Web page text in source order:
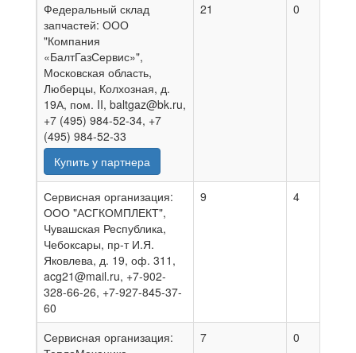
Федеральный склад
запчастей: ООО
"Компания
«БалтГазСервис»",
Московская область,
Люберцы, Колхозная, д.
19А, пом. II, baltgaz@bk.ru,
+7 (495) 984-52-34, +7
(495) 984-52-33
Купить у партнера
21 0
Сервисная организация:
ООО "АСГКОМПЛЕКТ",
Чувашская Республика,
Чебоксары, пр-т И.Я.
Яковлева, д. 19, оф. 311,
acg21@mail.ru, +7-902-
328-66-26, +7-927-845-37-
60
9 4
Сервисная организация:
7 0